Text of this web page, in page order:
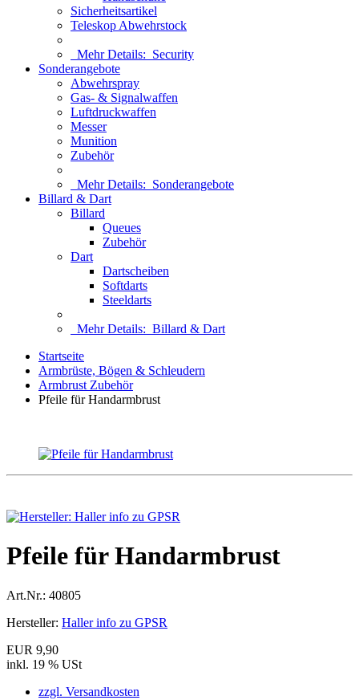
Sicherheitsartikel
Teleskop Abwehrstock
Mehr Details: Security
Sonderangebote
Abwehrspray
Gas- & Signalwaffen
Luftdruckwaffen
Messer
Munition
Zubehör
Mehr Details: Sonderangebote
Billard & Dart
Billard
Queues
Zubehör
Dart
Dartscheiben
Softdarts
Steeldarts
Mehr Details: Billard & Dart
Startseite
Armbrüste, Bögen & Schleudern
Armbrust Zubehör
Pfeile für Handarmbrust
Pfeile für Handarmbrust
Art.Nr.: 40805
Hersteller: Haller info zu GPSR
EUR 9,90
inkl. 19 % USt
zzgl. Versandkosten